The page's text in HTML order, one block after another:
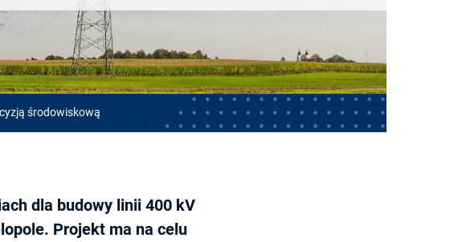
środowiskową
dla budowy linii 400 kV
Projekt ma na celu